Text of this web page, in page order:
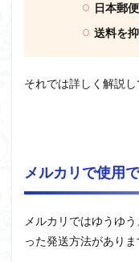
日本郵
送料を
それでは詳しく解説し
メルカリで使用
メルカリではゆうゆ
った発送方法がありま